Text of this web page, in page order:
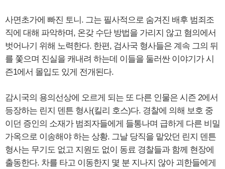
사면초가에 빠진 토니. 그는 필사적으로 숨겨진 배후 범죄조
직에 대해 파악하며, 온갖 수단 방법을 가리지 않고 혐의에서
벗어나기 위해 노력한다. 한편, 검사국 형사들은 계속 그의 뒤
를 쫓으며 진실을 캐내려 하는데 이들을 둘러싼 이야기가 시
즌1에서 몰입도 있게 전개된다.
감시국의 용의선상에 오르게 되는 또 다른 인물은 시즌 2에서
등장하는 린지 덴튼 형사(킬리 호스)다. 경찰에 의해 보호 중
이던 증인의 소재가 범죄자들에게 들통나며 급하게 다른 비밀
가옥으로 이송해야 하는 상황. 그날 당직을 맡았던 린지 덴튼
형사는 무기도 없고 지원도 없이 동료 경찰들과 함께 현장에
출동한다. 차를 타고 이동한지 몇 분 지나지 않아 괴한들에게